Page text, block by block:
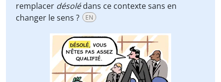
remplacer désolédans ce contexte sans en
changer le sens ?
EN